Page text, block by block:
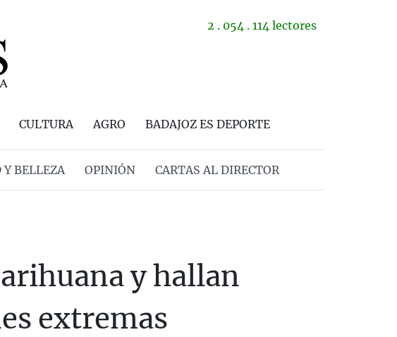
2 . 054 . 114 lectores
CULTURA AGRO BADAJOZ ES DEPORTE
Y BELLEZA OPINIÓN CARTAS AL DIRECTOR
y hallan
extremas